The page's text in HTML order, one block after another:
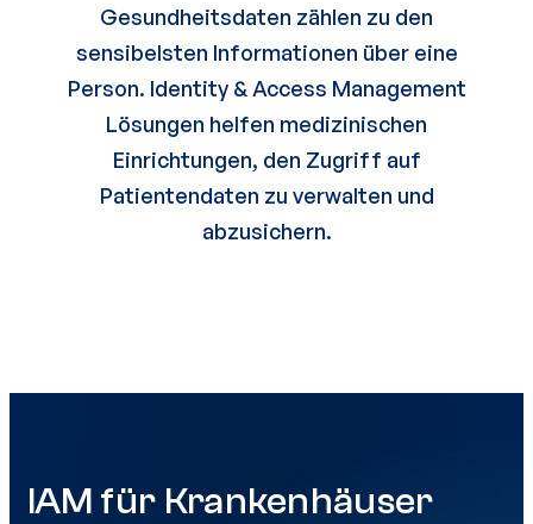
Gesundheitsdaten zählen zu den
sensibelsten Informationen über eine
Person. Identity & Access Management
Lösungen helfen medizinischen
Einrichtungen, den Zugriff auf
Patientendaten zu verwalten und
abzusichern.
IAM für Krankenhäuser